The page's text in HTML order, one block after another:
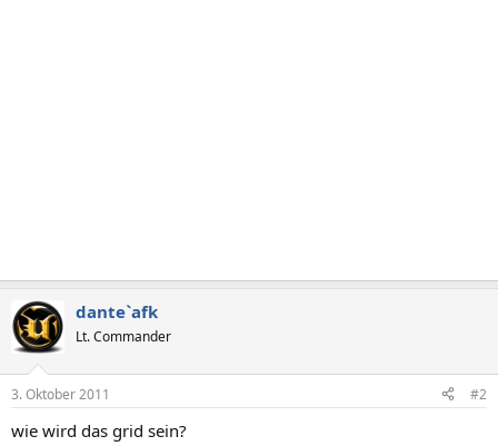
dante`afk
Lt. Commander
3. Oktober 2011 #2
wie wird das grid sein?